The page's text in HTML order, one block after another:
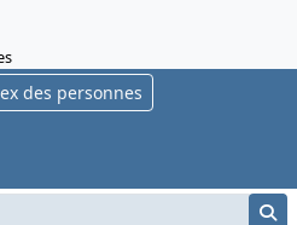
des personnes